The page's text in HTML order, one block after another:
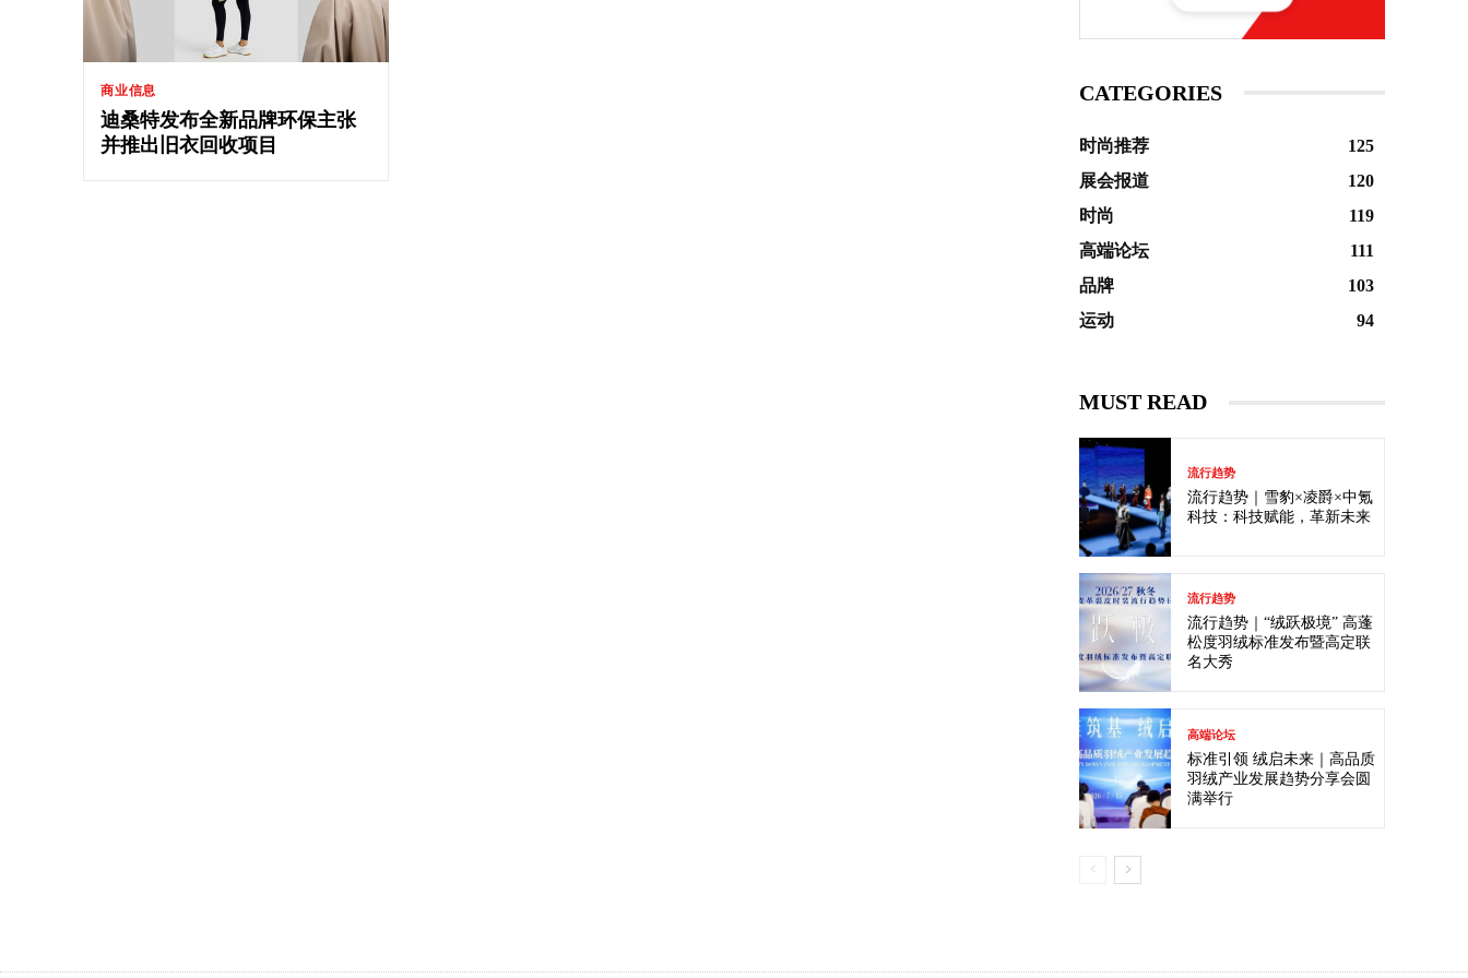
商业信息
迪桑特发布全新品牌环保主张
并推出旧衣回收项目
CATEGORIES
时尚推荐
125
展会报道
120
时尚
119
高端论坛
111
品牌
103
运动
94
MUST READ
流行趋势
流行趋势｜雪豹×凌爵×中氪
科技：科技赋能，革新未来
流行趋势
流行趋势｜“绒跃极境” 高蓬
松度羽绒标准发布暨高定联
名大秀
高端论坛
标准引领 绒启未来｜高品质
羽绒产业发展趋势分享会圆
满举行